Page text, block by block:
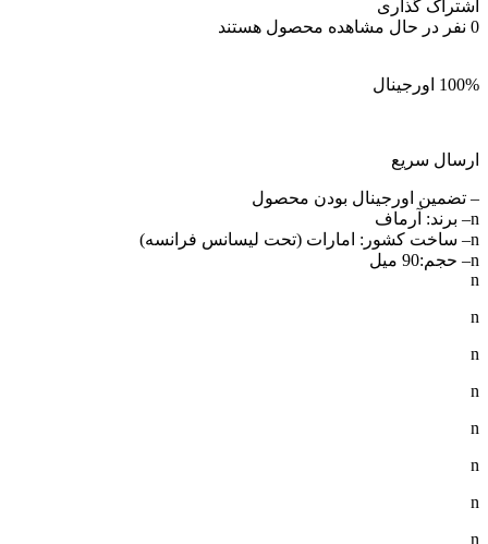
اشتراک گذاری
0 نفر در حال مشاهده محصول هستند
100% اورجینال
ارسال سریع
– تضمین اورجینال بودن محصول
n– برند: آرماف
n– ساخت کشور: امارات (تحت لیسانس فرانسه)
n– حجم:90 میل
n
n
n
n
n
n
n
n